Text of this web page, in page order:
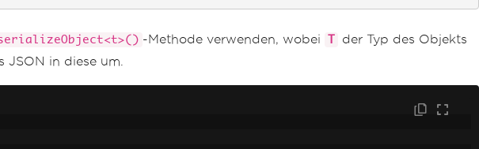
-Methode verwenden, wobei
der Typ des Objekts
JSON in diese um.